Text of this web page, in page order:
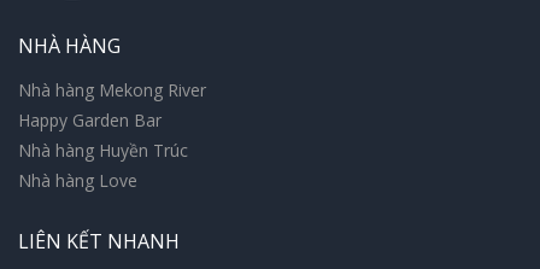
NHÀ HÀNG
Nhà hàng Mekong River
Happy Garden Bar
Nhà hàng Huyền Trúc
Nhà hàng Love
LIÊN KẾT NHANH